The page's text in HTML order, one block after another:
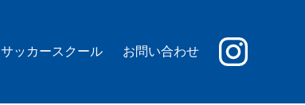
サッカースクール お問い合わせ